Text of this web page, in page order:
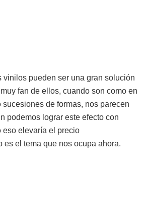
vinilos pueden ser una gran solución
fan de ellos, cuando son como en
sucesiones de formas, nos parecen
podemos lograr este efecto con
eso elevaría el precio
es el tema que nos ocupa ahora.